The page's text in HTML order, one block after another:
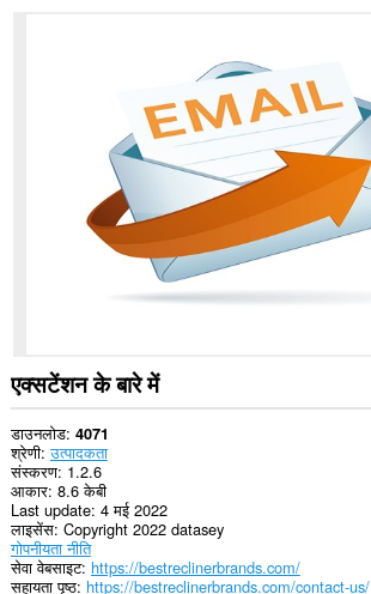
पहुँच
प्राप्त
कर
सकता
है।
एक्सटेंशन के बारे में
डाउनलोड 4071
श्रेणी उत्पादकता
संस्करण 1.2.6
आकार 8.6 केबी
Last update 4 मई 2022
लाइसेंस Copyright 2022 datasey
गोपनीयता नीति
सेवा वेबसाइट https://bestreclinerbrands.com/
सहायता पृष्ठ https://bestreclinerbrands.com/contact-us/